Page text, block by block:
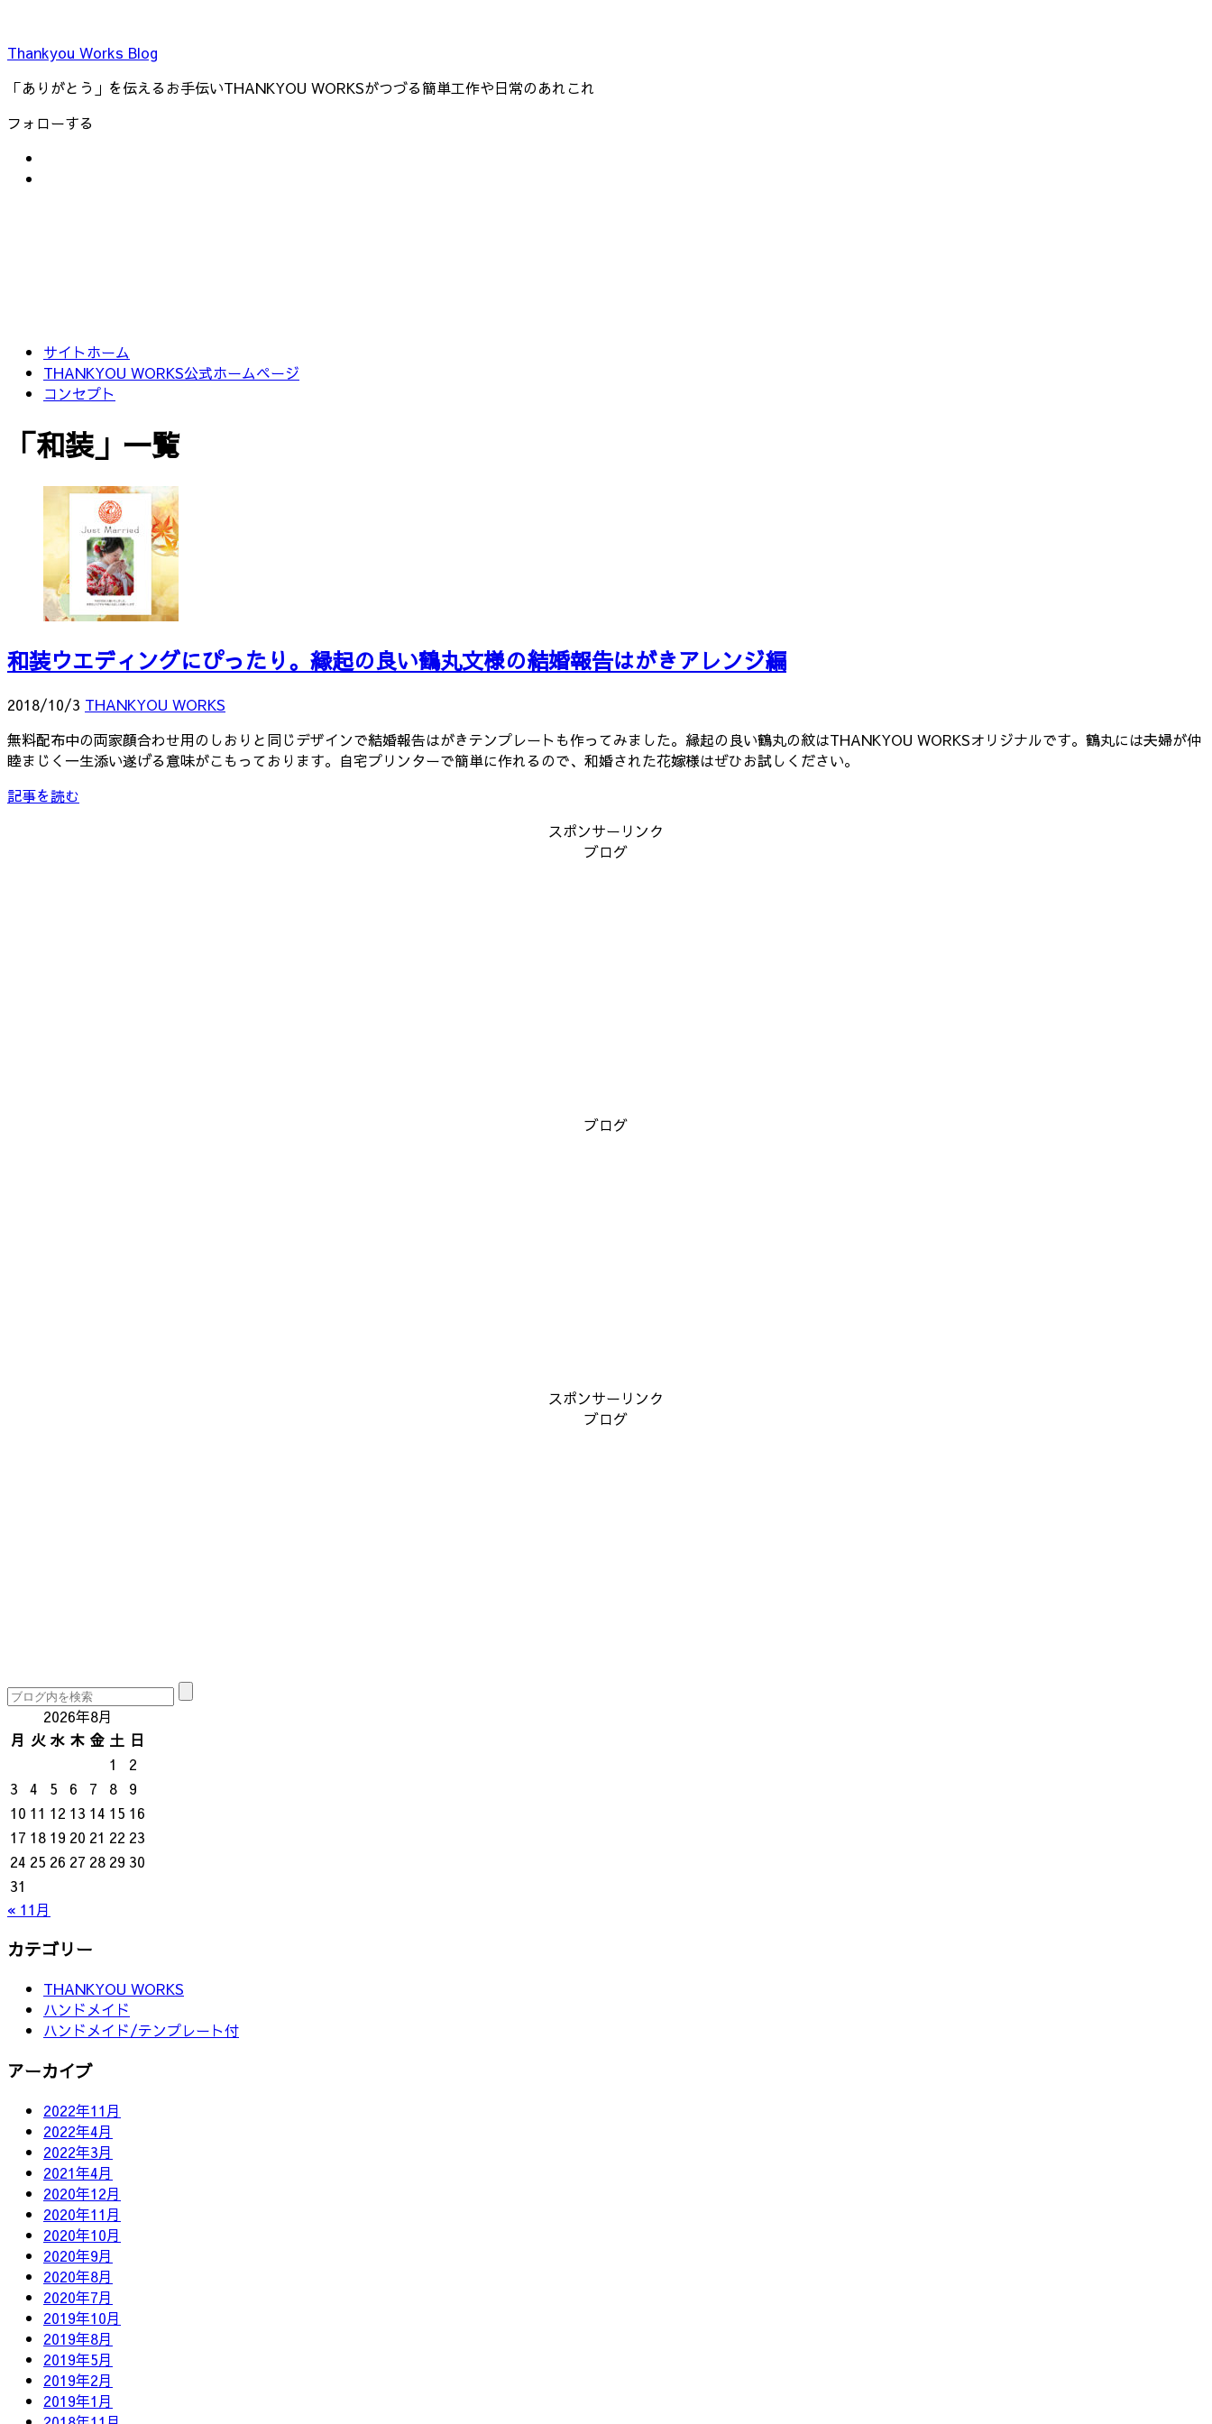
Thankyou Works Blog
「ありがとう」を伝えるお手伝いTHANKYOU WORKSがつづる簡単工作や日常のあれこれ
フォローする
サイトホーム
THANKYOU WORKS公式ホームページ
コンセプト
「和装」 一覧
和装ウエディングにぴったり。縁起の良い鶴丸文様の結婚報告はがきアレンジ編
2018/10/3 THANKYOU WORKS
無料配布中の両家顔合わせ用のしおりと同じデザインで結婚報告はがきテンプレートも作ってみました。縁起の良い鶴丸の紋はTHANKYOU WORKSオリジナルです。鶴丸には夫婦が仲
睦まじく一生添い遂げる意味がこもっております。自宅プリンターで簡単に作れるので、和婚された花嫁様はぜひお試しください。
記事を読む
スポンサーリンク
ブログ
ブログ
スポンサーリンク
ブログ
2026年8月
月 火 水 木 金 土 日
1
2
3
4 5 6 7 8
9
10 11 12 13 14 15 16
17 18 19 20 21 22 23
24 25 26 27 28 29 30
31
« 11月
カテゴリー
THANKYOU WORKS
ハンドメイド
ハンドメイド/テンプレート付
アーカイブ
2022年11月
2022年4月
2022年3月
2021年4月
2020年12月
2020年11月
2020年10月
2020年9月
2020年8月
2020年7月
2019年10月
2019年8月
2019年5月
2019年2月
2019年1月